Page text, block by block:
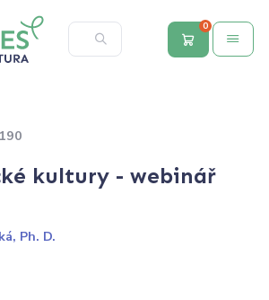
0
kultury - webinář
Ph. D.